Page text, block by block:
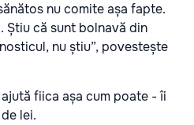
nu comite așa fapte.
Știu că sunt bolnavă din
nu știu”, povestește
fiica așa cum poate - îi
lei.